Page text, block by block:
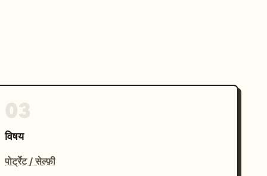
विषय
पोर्ट्रेट / सेल्फ़ी